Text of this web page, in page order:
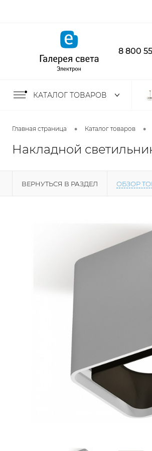
8 800
КАТАЛОГ ТОВАРОВ
Главная страница • Каталог товаров •
Накладной
ВЕРНУТЬСЯ В РАЗДЕЛ ОБЗОР